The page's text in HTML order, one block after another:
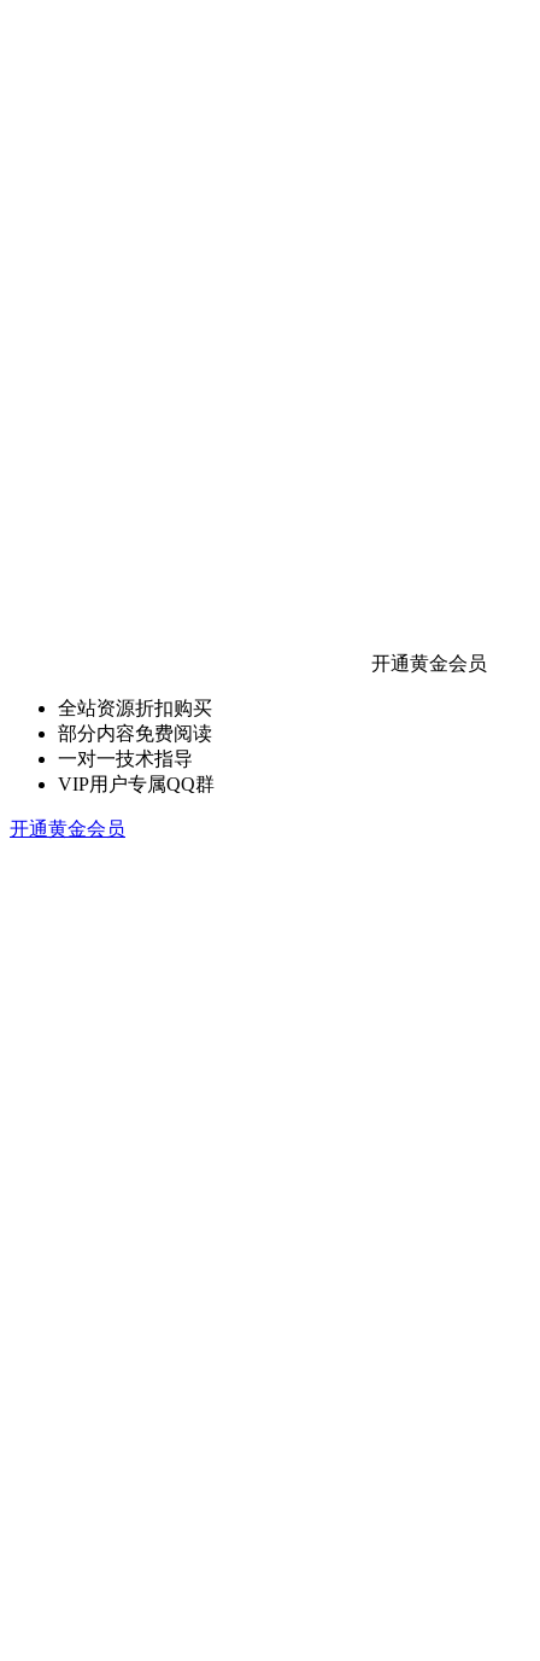
开通黄金会员
全站资源折扣购买
部分内容免费阅读
一对一技术指导
VIP用户专属QQ群
开通黄金会员